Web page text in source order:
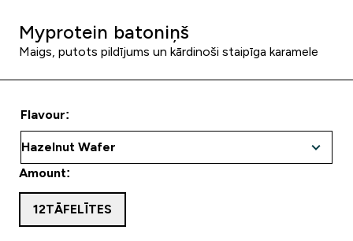
Myprotein batoniņš
Maigs, putots pildījums un kārdinoši staipīga karamele
Flavour:
Amount:
12TĀFELĪTES